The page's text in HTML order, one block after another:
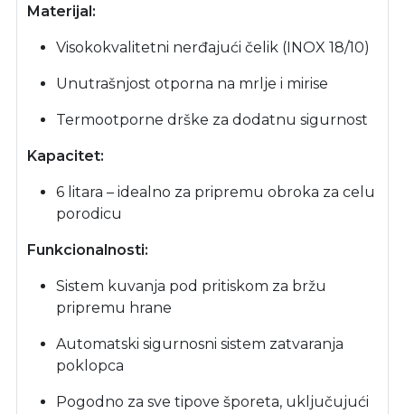
Materijal:
Visokokvalitetni nerđajući čelik (INOX 18/10)
Unutrašnjost otporna na mrlje i mirise
Termootporne drške za dodatnu sigurnost
Kapacitet:
6 litara – idealno za pripremu obroka za celu
porodicu
Funkcionalnosti:
Sistem kuvanja pod pritiskom za bržu
pripremu hrane
Automatski sigurnosni sistem zatvaranja
poklopca
Pogodno za sve tipove šporeta, uključujući